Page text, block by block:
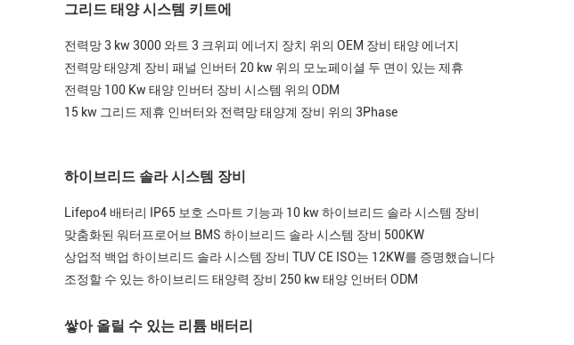
그리드 태양 시스템 키트에
전력망 3 kw 3000 와트 3 크위피 에너지 장치 위의 OEM 장비 태양 에너지
전력망 태양계 장비 패널 인버터 20 kw 위의 모노페이셜 두 면이 있는 제휴
전력망 100 Kw 태양 인버터 장비 시스템 위의 ODM
15 kw 그리드 제휴 인버터와 전력망 태양계 장비 위의 3Phase
하이브리드 솔라 시스템 장비
Lifepo4 배터리 IP65 보호 스마트 기능과 10 kw 하이브리드 솔라 시스템 장비
맞춤화된 워터프로어브 BMS 하이브리드 솔라 시스템 장비 500KW
상업적 백업 하이브리드 솔라 시스템 장비 TUV CE ISO는 12KW를 증명했습니다
조정할 수 있는 하이브리드 태양력 장비 250 kw 태양 인버터 ODM
쌓아 올릴 수 있는 리튬 배터리